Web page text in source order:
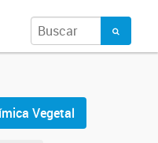
Vegetal